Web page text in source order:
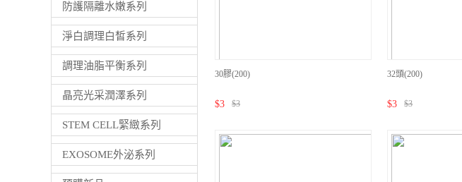
防護隔離水嫩系列
淨白調理白皙系列
調理油脂平衡系列
晶亮光采潤澤系列
STEM CELL緊緻系列
EXOSOME外泌系列
30膠(200)
$3 $3
32頭(200)
$3 $3